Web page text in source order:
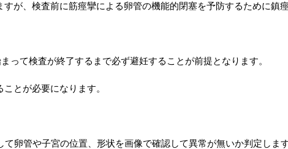
が、検査前に筋痙攣による卵管の機能的閉塞を予防するために鎮
って検査が終了するまで必ず避妊することが前提となります。
とが必要になります。
卵管や子宮の位置、形状を画像で確認して異常が無いか判定します